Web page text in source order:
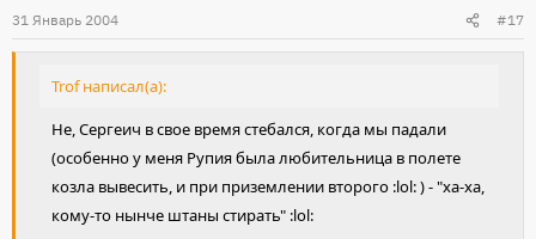
31 Январь 2004 #17
Trof написал(а):
Не, Сергеич в свое время стебался, когда мы падали
(особенно у меня Рупия была любительница в полете
козла вывесить, и при приземлении второго :lol: ) - "ха-ха,
кому-то нынче штаны стирать" :lol: